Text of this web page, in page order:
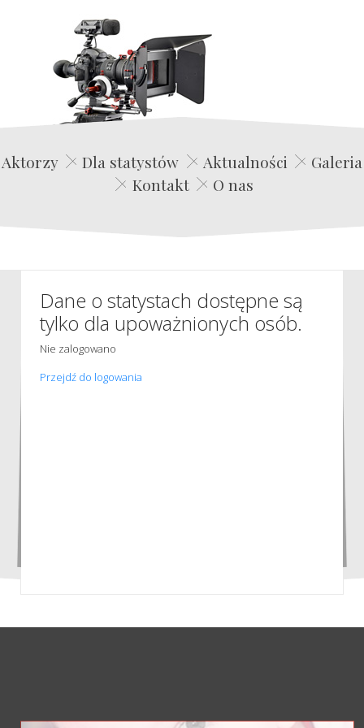
Edwin Film Agencja Aktorska
Aktorzy Dla statystów Aktualności
Galeria
Kontakt
O nas
Dane o statystach dostępne są
tylko dla upoważnionych osób.
Nie zalogowano
Przejdź do logowania